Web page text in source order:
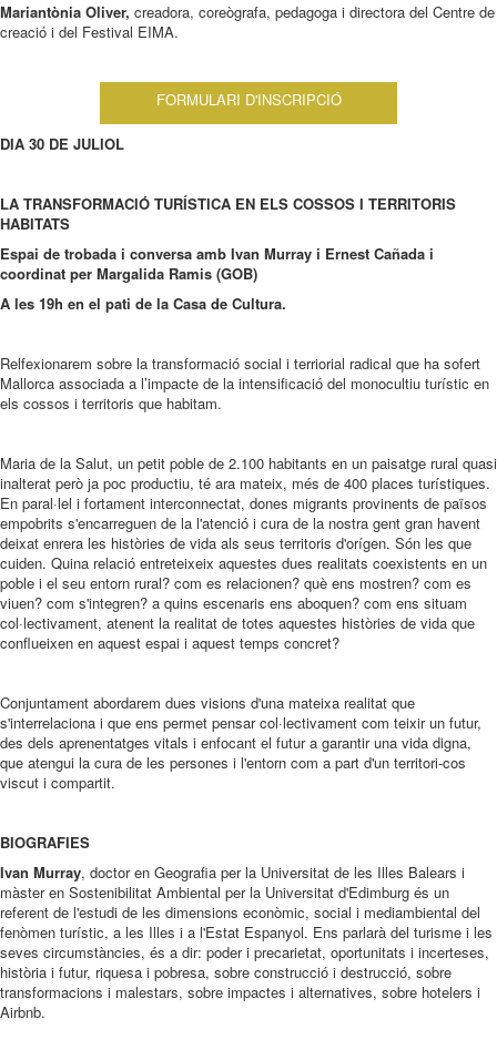
Mariantònia Oliver, creadora, coreògrafa, pedagoga i directora del Centre de
creació i del Festival EIMA.
FORMULARI D'INSCRIPCIÓ
DIA 30 DE JULIOL
LA TRANSFORMACIÓ TURÍSTICA EN ELS COSSOS I TERRITORIS
HABITATS
Espai de trobada i conversa amb Ivan Murray i Ernest Cañada i
coordinat per Margalida Ramis (GOB)
A les 19h en el pati de la Casa de Cultura.
Relfexionarem sobre la transformació social i terriorial radical que ha sofert
Mallorca associada a l’impacte de la intensificació del monocultiu turístic en
els cossos i territoris que habitam.
Maria de la Salut, un petit poble de 2.100 habitants en un paisatge rural quasi
inalterat però ja poc productiu, té ara mateix, més de 400 places turístiques.
En paral·lel i fortament interconnectat, dones migrants provinents de països
empobrits s'encarreguen de la l'atenció i cura de la nostra gent gran havent
deixat enrera les històries de vida als seus territoris d'orígen. Són les que
cuiden. Quina relació entreteixeix aquestes dues realitats coexistents en un
poble i el seu entorn rural? com es relacionen? què ens mostren? com es
viuen? com s'integren? a quins escenaris ens aboquen? com ens situam
col·lectivament, atenent la realitat de totes aquestes històries de vida que
conflueixen en aquest espai i aquest temps concret?
Conjuntament abordarem dues visions d'una mateixa realitat que
s'interrelaciona i que ens permet pensar col·lectivament com teixir un futur,
des dels aprenentatges vitals i enfocant el futur a garantir una vida digna,
que atengui la cura de les persones i l'entorn com a part d'un territori-cos
viscut i compartit.
BIOGRAFIES
Ivan Murray, doctor en Geografia per la Universitat de les Illes Balears i
màster en Sostenibilitat Ambiental per la Universitat d'Edimburg és un
referent de l'estudi de les dimensions econòmic, social i mediambiental del
fenòmen turístic, a les Illes i a l'Estat Espanyol. Ens parlarà del turisme i les
seves circumstàncies, és a dir: poder i precarietat, oportunitats i incerteses,
història i futur, riquesa i pobresa, sobre construcció i destrucció, sobre
transformacions i malestars, sobre impactes i alternatives, sobre hotelers i
Airbnb.